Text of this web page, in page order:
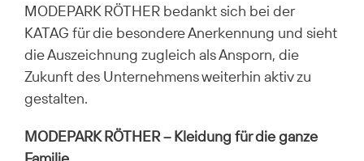
MODEPARK RÖTHER bedankt sich bei der
KATAG für die besondere Anerkennung und sieht
die Auszeichnung zugleich als Ansporn, die
Zukunft des Unternehmens weiterhin aktiv zu
gestalten.
MODEPARK RÖTHER – Kleidung für die ganze